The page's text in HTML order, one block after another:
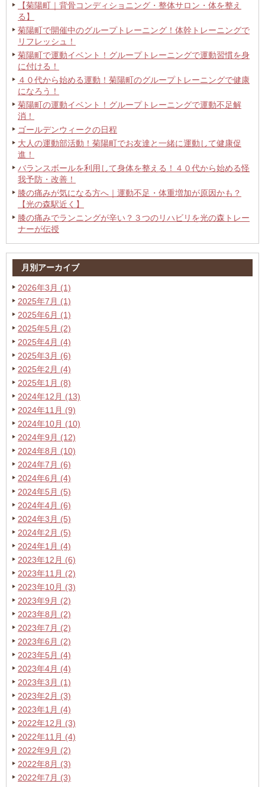
【菊陽町｜背骨コンディショニング・整体サロン・体を整え
る】
菊陽町で開催中のグループトレーニング！体幹トレーニングで
リフレッシュ！
菊陽町で運動イベント！グループトレーニングで運動習慣を身
に付ける！
４０代から始める運動！菊陽町のグループトレーニングで健康
になろう！
菊陽町の運動イベント！グループトレーニングで運動不足解
消！
ゴールデンウィークの日程
大人の運動部活動！菊陽町でお友達と一緒に運動して健康促
進！
バランスボールを利用して身体を整える！４０代から始める怪
我予防・改善！
膝の痛みが気になる方へ｜運動不足・体重増加が原因かも？
【光の森駅近く】
膝の痛みでランニングが辛い？３つのリハビリを光の森トレー
ナーが伝授
月別アーカイブ
2026年3月 (1)
2025年7月 (1)
2025年6月 (1)
2025年5月 (2)
2025年4月 (4)
2025年3月 (6)
2025年2月 (4)
2025年1月 (8)
2024年12月 (13)
2024年11月 (9)
2024年10月 (10)
2024年9月 (12)
2024年8月 (10)
2024年7月 (6)
2024年6月 (4)
2024年5月 (5)
2024年4月 (6)
2024年3月 (5)
2024年2月 (5)
2024年1月 (4)
2023年12月 (6)
2023年11月 (2)
2023年10月 (3)
2023年9月 (2)
2023年8月 (2)
2023年7月 (2)
2023年6月 (2)
2023年5月 (4)
2023年4月 (4)
2023年3月 (1)
2023年2月 (3)
2023年1月 (4)
2022年12月 (3)
2022年11月 (4)
2022年9月 (2)
2022年8月 (3)
2022年7月 (3)